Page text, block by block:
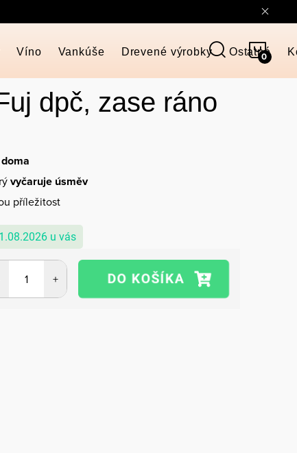
Víno Vankúše Drevené výrobky Ostatné
dpč, zase ráno
vyčaruje úsměv
příležitost